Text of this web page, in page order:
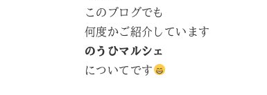
このブログでも
何度かご紹介しています
のうひマルシェ
についてです